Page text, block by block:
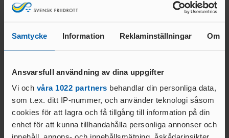
Samtycke Information Reklaminställningar Om
Ansvarsfull användning av dina uppgifter
Vi och våra 1022 partners behandlar din personliga data,
som t.ex. ditt IP-nummer, och använder teknologi såsom
cookies för att lagra och få tillgång till information på din
enhet för att kunna tillhandahålla personliga annonser och
TRYGG
FRIIDROTT
SÄKER
FRIIDROTT
FRIIDROTT
FRIIDROTTENS SPELREGLER -
UPPFÖRANDEKOD
BÄSTA SM-
LAG-
SM
FRIIDROTTSCUPEN
LAG-
USM
RESULTATRAPPORTERI
NG
A
LÅNGLOP
P
Text:
Kommunikationsavdelningen
Relaterade nyheter